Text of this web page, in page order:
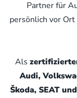
Partner für
persönlich vor
Als
Audi,
Škoda, SEAT